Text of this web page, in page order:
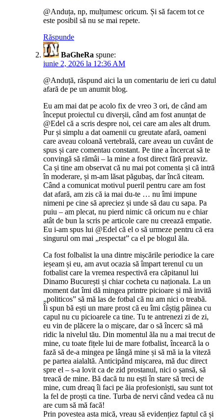
@Anduța, np, mulțumesc oricum. Și să facem tot ce
este posibil să nu se mai repete.
Răspunde
BaGheRa spune:
iunie 2, 2026 la 12:36 AM
@Anduță, răspund aici la un comentariu de ieri cu datul
afară de pe un anumit blog.
Eu am mai dat pe acolo fix de vreo 3 ori, de când am
început proiectul cu diverșii, când am fost anunțat de
@Edel că a scris despre noi, cei care am ales alt drum.
Pur și simplu a dat oamenii cu greutate afară, oameni
care aveau coloană vertebrală, care aveau un cuvânt de
spus și care comentau constant. Pe tine a încercat să te
convingă să rămâi – la mine a fost direct fără preaviz.
Ca și tine am observat că nu mai pot comenta și că intră
în moderare, și m-am lăsat păgubaș, dar încă citeam.
Când a comunicat motivul pueril pentru care am fost
dat afară, am zis că ia mai du-te … nu îmi impune
nimeni pe cine să apreciez și unde să dau cu sapa. Pa
puiu – am plecat, nu pierd nimic că oricum nu e chiar
atât de bun la scris pe articole care nu creează empatie.
Eu i-am spus lui @Edel că el o să urmeze pentru că era
singurul om mai „respectat” ca el pe blogul ăla.
Ca fost folbalist la una dintre mișcările periodice la care
ieșeam și eu, am avut ocazia să împart terenul cu un
fotbalist care la vremea respectivă era căpitanul lui
Dinamo București și chiar cocheta cu naționala. La un
moment dat îmi dă mingea printre picioare și mă invită
„politicos” să mă las de fotbal că nu am nici o treabă.
Îi spun bă ești un mare prost că eu îmi câștig pâinea cu
capul nu cu picioarele ca tine. Tu te antrenezi zi de zi,
eu vin de plăcere la o mișcare, dar o să încerc să mă
ridic la nivelul tău. Din momentul ăla nu a mai trecut de
mine, cu toate fițele lui de mare fotbalist, încearcă la o
fază să de-a mingea pe lângă mine și să mă ia la viteză
pe partea aialaltă. Anticipând mișcarea, mă duc direct
spre el – s-a lovit ca de zid prostanul, nici o șansă, să
treacă de mine. Bă dacă tu nu ești în stare să treci de
mine, cum dreaq îi faci pe ăia profesioniști, sau sunt tot
la fel de proști ca tine. Turba de nervi când vedea că nu
are cum să mă facă!
Prin povestea asta mică, vreau să evidențiez faptul că și